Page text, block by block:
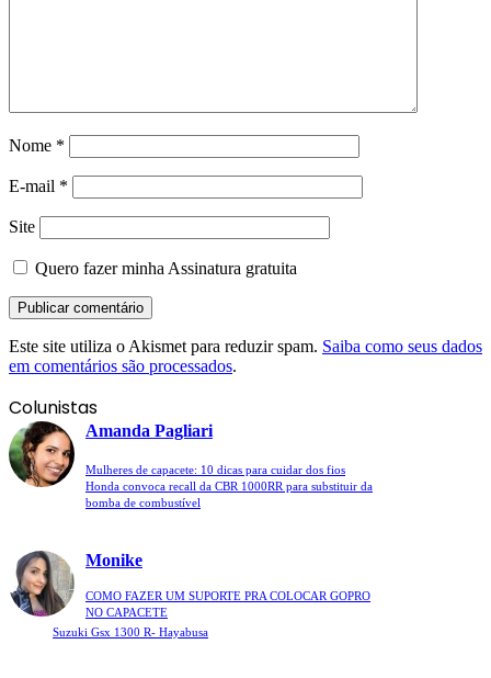
Nome *
E-mail *
Site
Quero fazer minha Assinatura gratuita
Este site utiliza o Akismet para reduzir spam. Saiba como seus dados
em comentários são processados.
Colunistas
Amanda Pagliari
Mulheres de capacete: 10 dicas para cuidar dos fios
Honda convoca recall da CBR 1000RR para substituir da
bomba de combustível
Monike
COMO FAZER UM SUPORTE PRA COLOCAR GOPRO
NO CAPACETE
Suzuki Gsx 1300 R- Hayabusa